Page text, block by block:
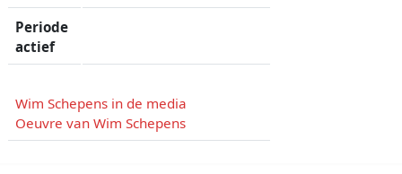
Periode
actief
Wim Schepens in de media
Oeuvre van Wim Schepens